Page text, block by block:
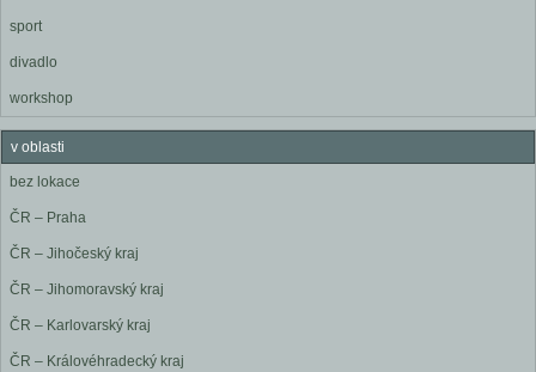
sport
divadlo
workshop
v oblasti
bez lokace
ČR – Praha
ČR – Jihočeský kraj
ČR – Jihomoravský kraj
ČR – Karlovarský kraj
ČR – Královéhradecký kraj